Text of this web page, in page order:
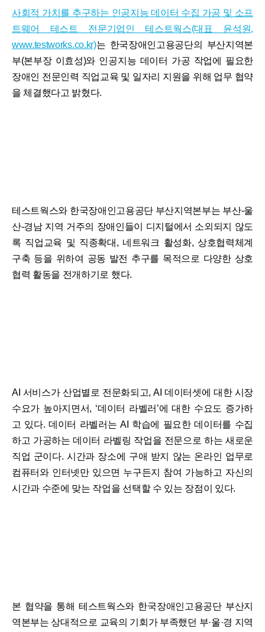
사회적 가치를 추구하는 인공지능 데이터 수집 가공 및 소프
트웨어 테스트 전문기업인 테스트웍스(대표 윤석원,
www.testworks.co.kr)는 한국장애인고용공단의 부산지역본
부(본부장 이효성)와 인공지능 데이터 가공 작업에 필요한
장애인 전문인력 직업교육 및 일자리 지원을 위해 업무 협약
을 체결했다고 밝혔다.
테스트웍스와 한국장애인고용공단 부산지역본부는 부산-울
산-경남 지역 거주의 장애인들이 디지털에서 소외되지 않도
록 직업교육 및 직종확대, 네트워크 활성화, 상호협력체계
구축 등을 위하여 공동 발전 추구를 목적으로 다양한 상호
협력 활동을 전개하기로 했다.
AI 서비스가 산업별로 전문화되고, AI 데이터셋에 대한 시장
수요가 높아지면서, ‘데이터 라벨러’에 대한 수요도 증가하
고 있다. 데이터 라벨러는 AI 학습에 필요한 데이터를 수집
하고 가공하는 데이터 라벨링 작업을 전문으로 하는 새로운
직업 군이다. 시간과 장소에 구애 받지 않는 온라인 업무로
컴퓨터와 인터넷만 있으면 누구든지 참여 가능하고 자신의
시간과 수준에 맞는 작업을 선택할 수 있는 장점이 있다.
본 협약을 통해 테스트웍스와 한국장애인고용공단 부산지
역본부는 상대적으로 교육의 기회가 부족했던 부·울·경 지역